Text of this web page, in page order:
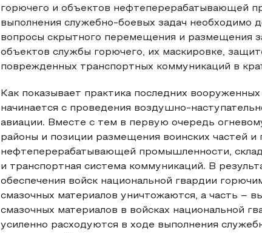
горючего и объектов нефтеперерабатывающей
выполнения служебно-боевых задач необходимо
вопросы скрытного перемещения и размещения
объектов службы горючего, их маскировке,
поврежденных транспортных коммуникаций в
Как показывает практика последних
начинается с проведения воздушно-
авиации. Вместе с тем в первую очередь
районы и позиции размещения воинских частей и
нефтеперерабатывающей промышленности,
и транспортная система коммуникаций. В
обеспечения войск национальной гвардии
смазочных материалов уничтожаются, а часть –
смазочных материалов в войсках национальной
усиленно расходуются в ходе выполнения